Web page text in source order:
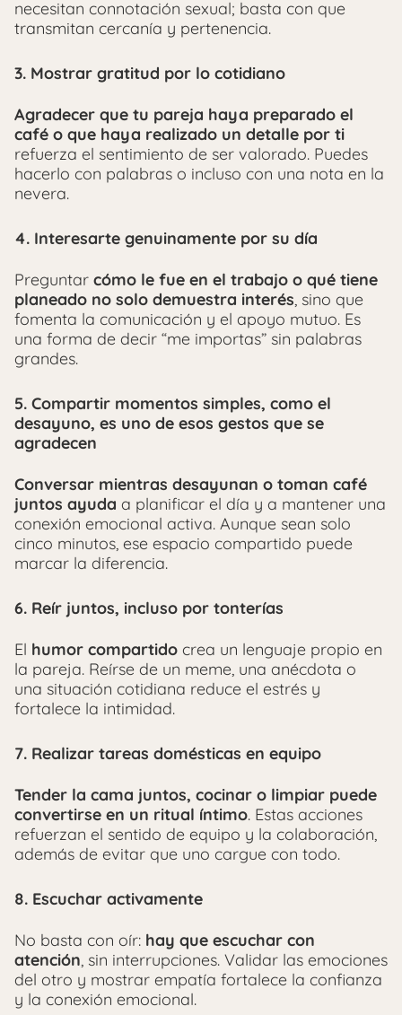
necesitan connotación sexual; basta con que
transmitan cercanía y pertenencia.
3. Mostrar gratitud por lo cotidiano
Agradecer que tu pareja haya preparado el
café o que haya realizado un detalle por ti
refuerza el sentimiento de ser valorado. Puedes
hacerlo con palabras o incluso con una nota en la
nevera.
4. Interesarte genuinamente por su día
Preguntar cómo le fue en el trabajo o qué tiene
planeado no solo demuestra interés, sino que
fomenta la comunicación y el apoyo mutuo. Es
una forma de decir “me importas” sin palabras
grandes.
5. Compartir momentos simples, como el
desayuno, es uno de esos gestos que se
agradecen
Conversar mientras desayunan o toman café
juntos ayuda a planificar el día y a mantener una
conexión emocional activa. Aunque sean solo
cinco minutos, ese espacio compartido puede
marcar la diferencia.
6. Reír juntos, incluso por tonterías
El humor compartido crea un lenguaje propio en
la pareja. Reírse de un meme, una anécdota o
una situación cotidiana reduce el estrés y
fortalece la intimidad.
7. Realizar tareas domésticas en equipo
Tender la cama juntos, cocinar o limpiar puede
convertirse en un ritual íntimo. Estas acciones
refuerzan el sentido de equipo y la colaboración,
además de evitar que uno cargue con todo.
8. Escuchar activamente
No basta con oír: hay que escuchar con
atención, sin interrupciones. Validar las emociones
del otro y mostrar empatía fortalece la confianza
y la conexión emocional.